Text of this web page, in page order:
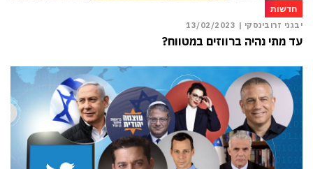
חדשות
יבגני זרובינסקי | 13/02/2023
עד מתי נהיה ברווזים במטווח?